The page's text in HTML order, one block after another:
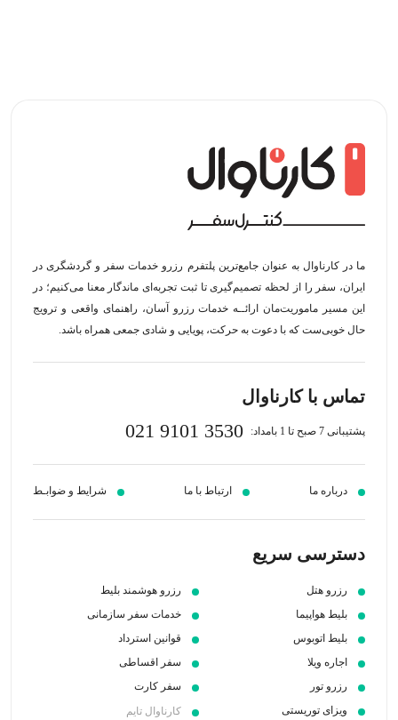
ما در کارناوال به عنوان جامع‌ترین پلتفرم رزرو خدمات سفر و گردشگری در
ایران، سفر را از لحظه‌ تصمیم‌گیری تا ثبت تجربه‌ای ماندگار معنا می‌کنیم؛ در
این مسیر‍ ماموریت‌مان اراﺋــﻪ خدمات رزرو آسان، راهنمای واقعی و ترویج
حال خوبی‌ست که با دعوت به حرکت، پویایی و شادی جمعی همراه باشد.
تماس با کارناوال
پشتیبانی 7 صبح تا 1 بامداد: 021 9101 3530
درباره ما ارتباط با ما شرایط و ضوابـط
دسترسی سریع
رزرو هتل
بلیط هواپیما
بلیط اتوبوس
اجاره ویلا
رزرو تور
ویزای توریستی
رزرو هوشمند بلیط
خدمات سفر سازمانی
قوانین استرداد
سفر اقساطی
سفر کارت
کارناوال تایم